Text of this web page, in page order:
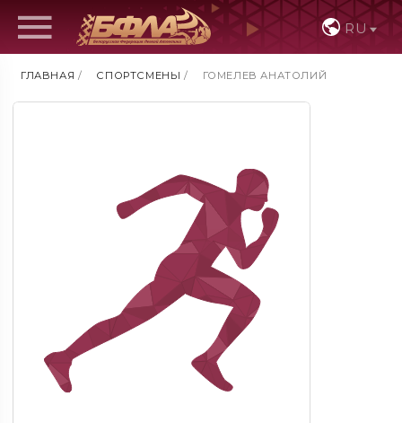
RU
ГЛАВНАЯ / СПОРТСМЕНЫ / ГОМЕЛЕВ АНАТОЛИЙ